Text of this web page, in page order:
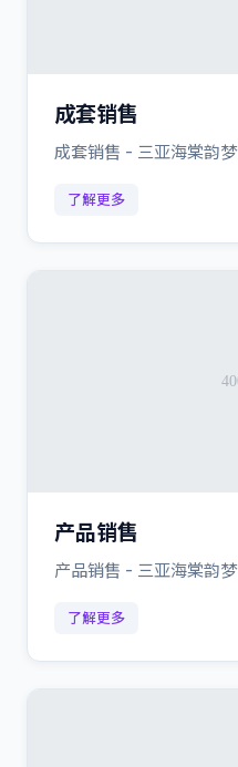
成套销售
成套销售 - 三亚海棠韵梦
了解更多
产品销售
产品销售 - 三亚海棠韵梦
了解更多